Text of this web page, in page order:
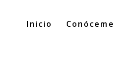
Inicio Conóceme